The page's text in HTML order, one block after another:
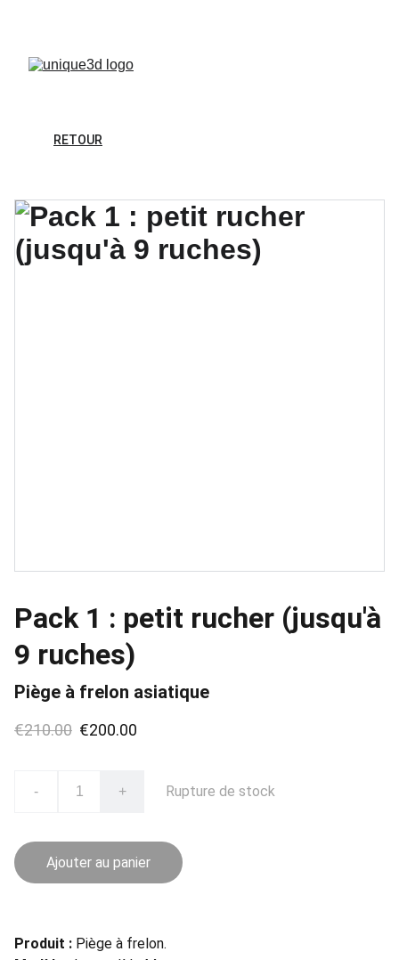
RETOUR
Pack 1 : petit rucher (jusqu'à
9 ruches)
Piège à frelon asiatique
€210.00 €200.00
- + Rupture de stock
Ajouter au panier
Produit : Piège à frelon.